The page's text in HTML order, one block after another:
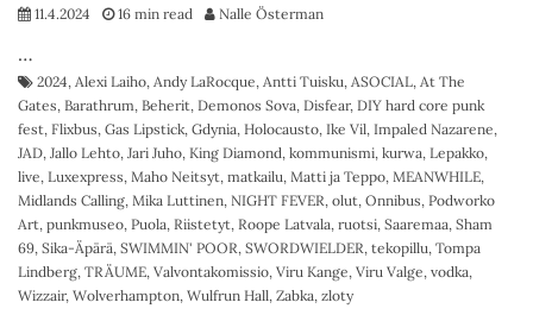
11.4.2024 16 min read Nalle Österman
…
2024, Alexi Laiho, Andy LaRocque, Antti Tuisku, ASOCIAL, At The
Gates, Barathrum, Beherit, Demonos Sova, Disfear, DIY hard core punk
fest, Flixbus, Gas Lipstick, Gdynia, Holocausto, Ike Vil, Impaled Nazarene,
JAD, Jallo Lehto, Jari Juho, King Diamond, kommunismi, kurwa, Lepakko,
live, Luxexpress, Maho Neitsyt, matkailu, Matti ja Teppo, MEANWHILE,
Midlands Calling, Mika Luttinen, NIGHT FEVER, olut, Onnibus, Podworko
Art, punkmuseo, Puola, Riistetyt, Roope Latvala, ruotsi, Saaremaa, Sham
69, Sika-Äpärä, SWIMMIN' POOR, SWORDWIELDER, tekopillu, Tompa
Lindberg, TRÄUME, Valvontakomissio, Viru Kange, Viru Valge, vodka,
Wizzair, Wolverhampton, Wulfrun Hall, Zabka, zloty